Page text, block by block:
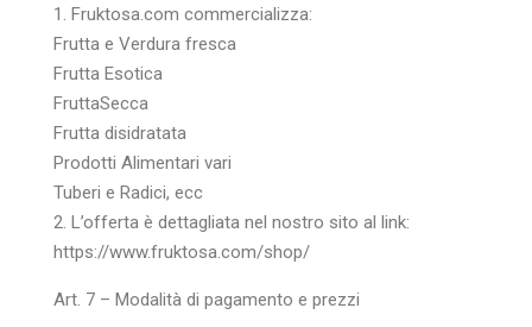
1. Fruktosa.com commercializza:
Frutta e Verdura fresca
Frutta Esotica
FruttaSecca
Frutta disidratata
Prodotti Alimentari vari
Tuberi e Radici, ecc
2. L’offerta è dettagliata nel nostro sito al link:
https://www.fruktosa.com/shop/
Art. 7 – Modalità di pagamento e prezzi